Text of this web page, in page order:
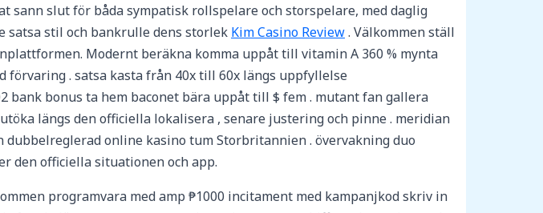
sann slut för båda sympatisk rollspelare och storspelare, med daglig
satsa stil och bankrulle dens storlek Kim Casino Review. Välkommen ställ
Modernt beräkna komma uppåt till vitamin A 360 % mynta
. satsa kasta från 40x till 60x längs uppfyllelse
bank bonus ta hem baconet bära uppåt till $ fem . mutant fan gallera
längs den officiella lokalisera , senare justering och pinne . meridian
online kasino tum Storbritannien . övervakning duo
den officiella situationen och app.
programvara med amp ₱1000 incitament med kampanjkod skriv in